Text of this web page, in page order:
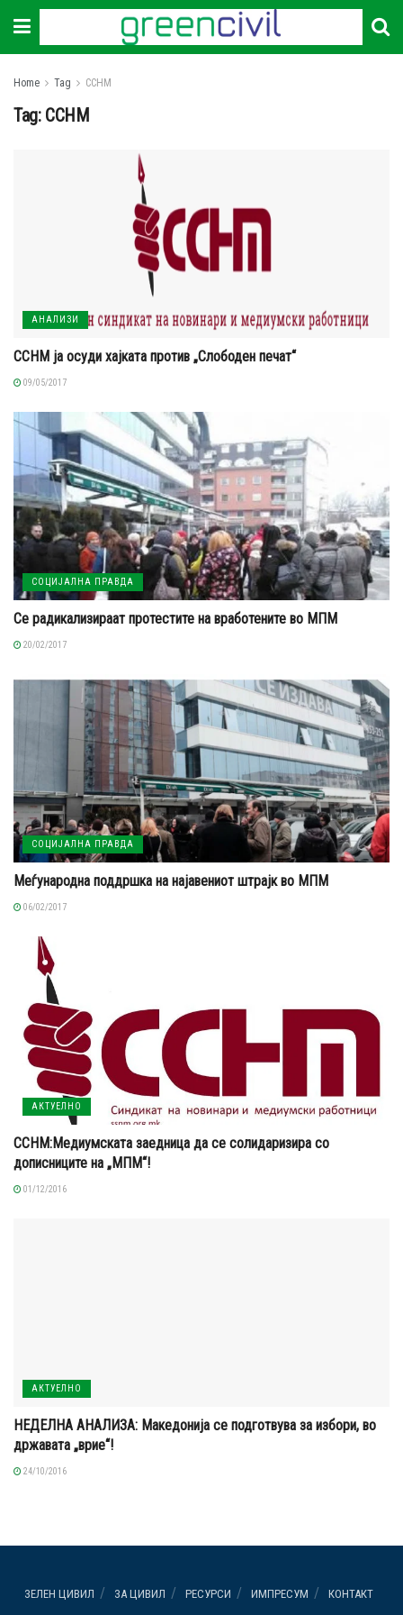
Home Tag ССНМ
Tag: ССНМ
АНАЛИЗИ
ССНМ ја осуди хајката против „Слободен печат“
09/05/2017
СОЦИЈАЛНА ПРАВДА
Се радикализираат протестите на вработените во МПМ
20/02/2017
СОЦИЈАЛНА ПРАВДА
Меѓународна поддршка на најавениот штрајк во МПМ
06/02/2017
АКТУЕЛНО
ССНМ:Медиумската заедница да се солидаризира со
дописниците на „МПМ“!
01/12/2016
АКТУЕЛНО
НЕДЕЛНА АНАЛИЗА: Македонија се подготвува за избори, во
државата „врие“!
24/10/2016
ЗЕЛЕН ЦИВИЛ ЗА ЦИВИЛ РЕСУРСИ ИМПРЕСУМ КОНТАКТ